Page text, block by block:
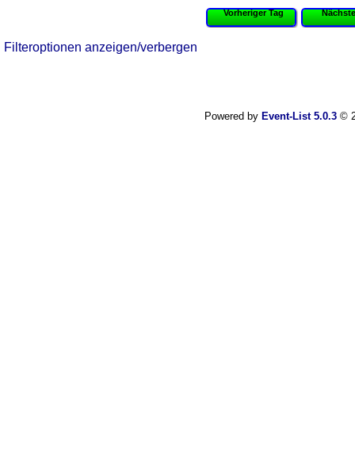
Vorheriger Tag
Filteroptionen anzeigen/verbergen
Powered by Event-List 5.0.3©